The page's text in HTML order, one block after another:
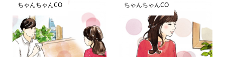
ちゃんちゃんCO ちゃんちゃんCO